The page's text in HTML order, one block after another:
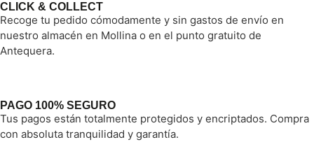
CLICK & COLLECT
Recoge tu pedido cómodamente y sin gastos de envío en
nuestro almacén en Mollina o en el punto gratuito de
Antequera.
PAGO 100% SEGURO
Tus pagos están totalmente protegidos y encriptados. Compra
con absoluta tranquilidad y garantía.